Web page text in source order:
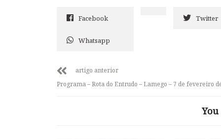
Facebook Twitter
Whatsapp
artigo anterior
Programa – Rota do Entrudo – Lamego – 7 de fevereiro